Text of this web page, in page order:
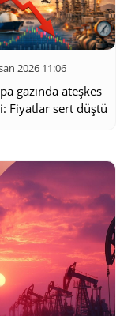
2026 11:06
gazında ateşkes
Fiyatlar sert düştü